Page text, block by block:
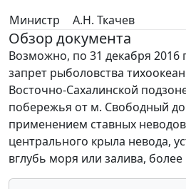
Министр
А.Н. Ткачев
Обзор документа
Возможно, по 31 декабря 2016
запрет рыболовства
Восточно-Сахалинской
побережья от м. Свободный
применением ставных
центрального крыла невода,
вглубь моря или залива, более